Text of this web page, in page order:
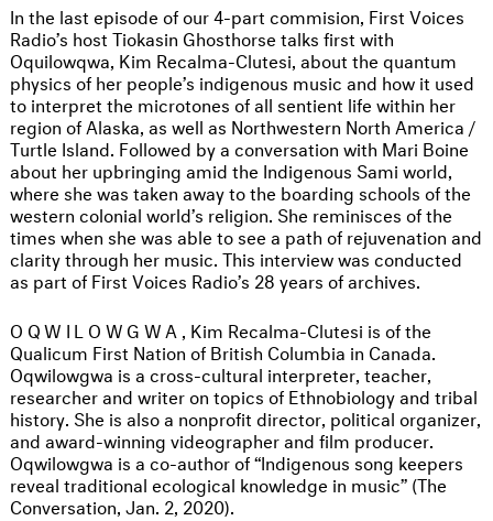
In the last episode of our 4-part commision, First Voices
Radio’s host Tiokasin Ghosthorse talks first with
Oquilowqwa, Kim Recalma-Clutesi, about the quantum
physics of her people’s indigenous music and how it used
to interpret the microtones of all sentient life within her
region of Alaska, as well as Northwestern North America /
Turtle Island. Followed by a conversation with Mari Boine
about her upbringing amid the Indigenous Sami world,
where she was taken away to the boarding schools of the
western colonial world’s religion. She reminisces of the
times when she was able to see a path of rejuvenation and
clarity through her music. This interview was conducted
as part of First Voices Radio’s 28 years of archives.
OQWILOWGWA , Kim Recalma-Clutesi is of the
Qualicum First Nation of British Columbia in Canada.
Oqwilowgwa is a cross-cultural interpreter, teacher,
researcher and writer on topics of Ethnobiology and tribal
history. She is also a nonprofit director, political organizer,
and award-winning videographer and film producer.
Oqwilowgwa is a co-author of “Indigenous song keepers
reveal traditional ecological knowledge in music” (The
Conversation, Jan. 2, 2020).